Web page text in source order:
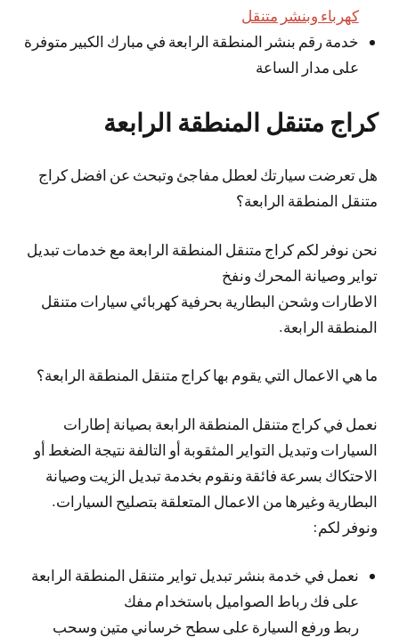
كهرباء وبنشر متنقل
خدمة رقم بنشر المنطقة الرابعة في مبارك الكبير متوفرة
على مدار الساعة
كراج متنقل المنطقة الرابعة
هل تعرضت سيارتك لعطل مفاجئ وتبحث عن افضل كراج
متنقل المنطقة الرابعة؟
نحن نوفر لكم كراج متنقل المنطقة الرابعة مع خدمات تبديل
تواير وصيانة المحرك ونفخ
الاطارات وشحن البطارية بحرفية كهربائي سيارات متنقل
المنطقة الرابعة.
ما هي الاعمال التي يقوم بها كراج متنقل المنطقة الرابعة؟
نعمل في كراج متنقل المنطقة الرابعة بصيانة إطارات
السيارات وتبديل التواير المثقوبة أو التالفة نتيجة الضغط أو
الاحتكاك بسرعة فائقة ونقوم بخدمة تبديل الزيت وصيانة
البطارية وغيرها من الاعمال المتعلقة بتصليح السيارات.
ونوفر لكم:
نعمل في خدمة بنشر تبديل تواير متنقل المنطقة الرابعة
على فك رباط الصواميل باستخدام مفك
ربط ورفع السيارة على سطح خرساني متين وسحب